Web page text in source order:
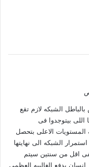
بالباطل الشبكه لازم تقع
اللى بيتوجدوا فى
المستويات الاعلى بتحصل
الشبكه الى نهايتها
اقل من سنتين سيتم
سكان العالم 7 مليار انسان يدفع الغالببه العظمى